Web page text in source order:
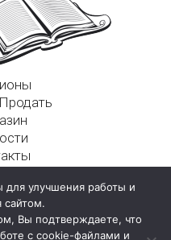
пер., д. 4а, стр. 1
улучшения работы и
сайтом.
Вы подтверждаете, что
с cookie-файлами и